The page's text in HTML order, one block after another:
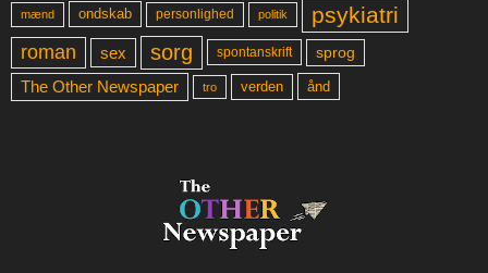
mænd ondskab personlighed politik psykiatri
roman sex sorg spontanskrift sprog
The Other Newspaper tro verden ånd